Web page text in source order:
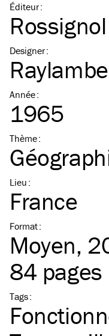
Éditeur:
Designer:
Année:
1965
Thème:
Lieu :
France
Format:
Moyen,
84 pages
Tags: